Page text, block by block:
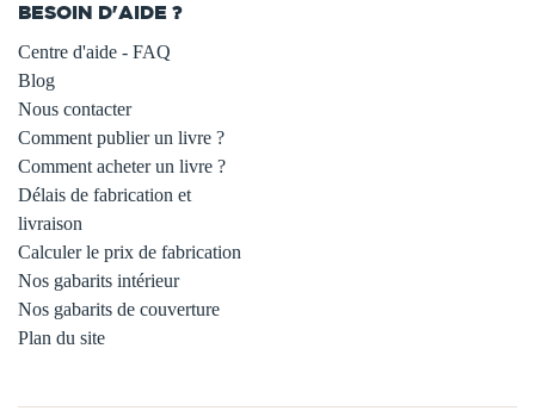
BESOIN D'AIDE ?
Centre d'aide - FAQ
Blog
Nous contacter
Comment publier un livre ?
Comment acheter un livre ?
Délais de fabrication et
livraison
Calculer le prix de fabrication
Nos gabarits intérieur
Nos gabarits de couverture
Plan du site